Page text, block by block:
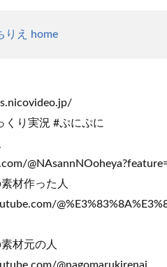
りえ home
くり実況 #ぷにぷに
材作った人
材元の人